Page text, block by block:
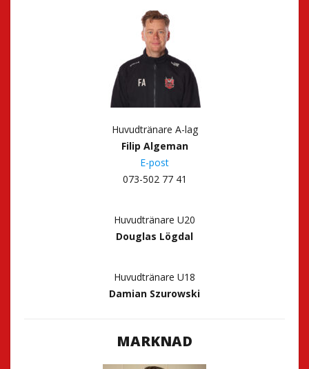
Huvudtränare A-lag
Filip Algeman
E-post
073-502 77 41
Huvudtränare U20
Douglas Lögdal
Huvudtränare U18
Damian Szurowski
MARKNAD